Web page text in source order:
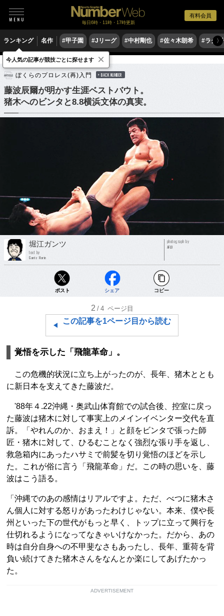
有料会員
毎日6時・11時・17時更新
ランキング 名作 #甲子園 #Jリーグ #中村剛也 #佐々木朗希 #ラグ〉
格闘技 プロレス
ぼくらのプロレス(再)入門 BACK NUMBER
藤波辰爾が明かす生涯ベストバウト。
猪木へのビンタと8.8横浜文体の真実。
堀江ガンツ
text by
Gantz Horie
photograph by
AFLO
ポスト シェア コピー
2 /4 ページ目
この記事を1ページ目から読む
覚悟を示した「飛龍革命」。
この危機的状況に立ち上がったのが、長年、猪木ととも
に新日本を支えてきた藤波だ。
'88年４.22沖縄・奥武山体育館での試合後、控室に戻っ
た藤波は猪木に対して事実上のメインイベンター交代を直
訴。「やれんのか、おまえ！」と顔をビンタで張った師
匠・猪木に対して、ひるむことなく強烈な張り手を返し、
救急箱内にあったハサミで前髪を切り覚悟のほどを示し
た。これが俗に言う「飛龍革命」だ。この時の思いを、藤
波はこう語る。
「沖縄でのあの感情はリアルですよ。ただ、べつに猪木さ
ん個人に対する怒りがあったわけじゃない。本来、僕や長
州といった下の世代がもっと早く、トップに立って興行を
仕切れるようになってなきゃいけなかった。だから、あの
時は自分自身への不甲斐なさもあったし、長年、重荷を背
負い続けてきた猪木さんをなんとか楽にしてあげたかっ
た。
ADVERTISEMENT
今人気の記事が競技ごとに探せます ×